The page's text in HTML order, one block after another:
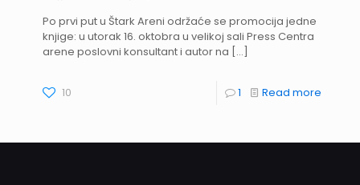
Po prvi put u Štark Areni održaće se promocija jedne
knjige: u utorak 16. oktobra u velikoj sali Press Centra
arene poslovni konsultant i autor na […]
10 1 Read more